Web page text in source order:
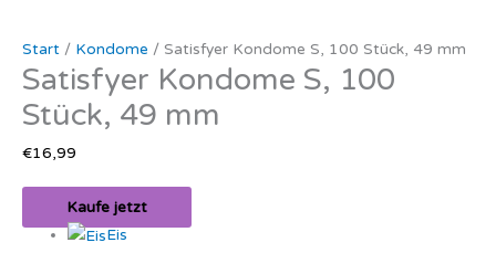
Start / Kondome / Satisfyer Kondome S, 100 Stück, 49 mm
Satisfyer Kondome S, 100
Stück, 49 mm
€16,99
Kaufe jetzt
Eis